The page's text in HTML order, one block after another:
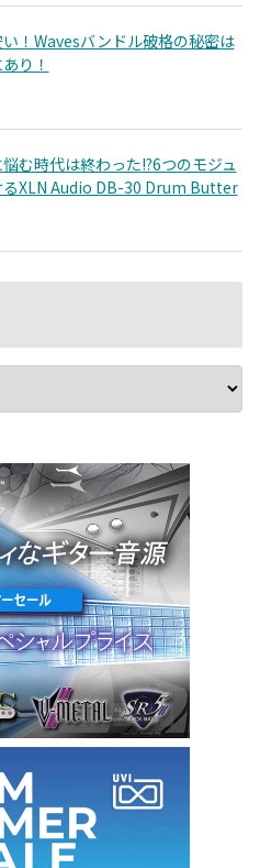
！Wavesバンドル破格の秘密は
り！
む時代は終わった!?6つのモジュ
るXLN Audio DB-30 Drum Butter